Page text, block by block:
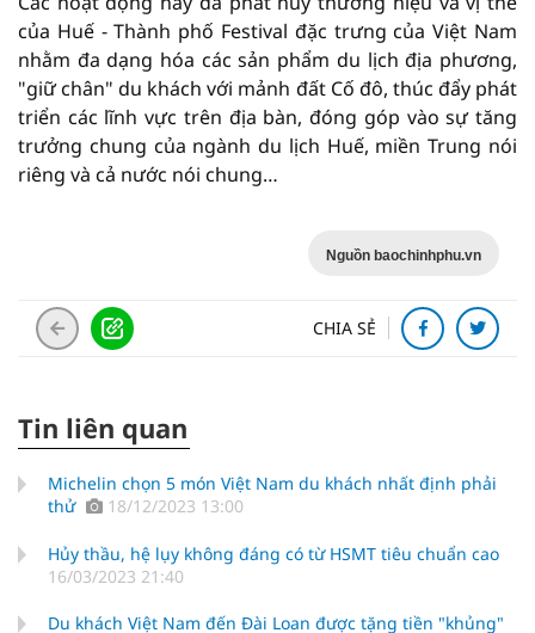
của Huế - Thành phố Festival đặc trưng của Việt Nam
nhằm đa dạng hóa các sản phẩm du lịch địa phương,
"giữ chân" du khách với mảnh đất Cố đô, thúc đẩy phát
triển các lĩnh vực trên địa bàn, đóng góp vào sự tăng
trưởng chung của ngành du lịch Huế, miền Trung nói
riêng và cả nước nói chung…
Nguồn baochinhphu.vn
CHIA SẺ
Tin liên quan
Michelin chọn 5 món Việt Nam du khách nhất định phải
thử
18/12/2023 13:00
Hủy thầu, hệ lụy không đáng có từ HSMT tiêu chuẩn cao
16/03/2023 21:40
Du khách Việt Nam đến Đài Loan được tặng tiền "khủng"